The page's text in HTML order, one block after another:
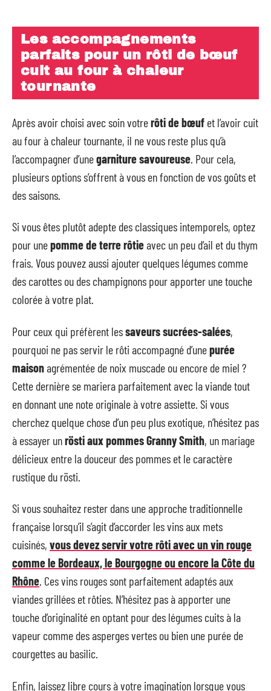
Les accompagnements
parfaits pour un rôti de bœuf
cuit au four à chaleur
tournante
Après avoir choisi avec soin votrerôti de bœuf et l’avoir cuit
au four à chaleur tournante, il ne vous reste plus qu’à
l’accompagner d’unegarniture savoureuse. Pour cela,
plusieurs options s’offrent à vous en fonction de vos goûts et
des saisons.
Si vous êtes plutôt adepte des classiques intemporels, optez
pour unepomme de terre rôtieavec un peu d’ail et du thym
frais. Vous pouvez aussi ajouter quelques légumes comme
des carottes ou des champignons pour apporter une touche
colorée à votre plat.
Pour ceux qui préfèrent lessaveurs sucrées-salées,
pourquoi ne pas servir le rôti accompagné d’unepurée
maisonagrémentée de noix muscade ou encore de miel ?
Cette dernière se mariera parfaitement avec la viande tout
en donnant une note originale à votre assiette. Si vous
cherchez quelque chose d’un peu plus exotique, n’hésitez pas
à essayer unrösti aux pommes Granny Smith, un mariage
délicieux entre la douceur des pommes et le caractère
rustique du rösti.
Si vous souhaitez rester dans une approche traditionnelle
française lorsqu’il s’agit d’accorder les vins aux mets
cuisinés, vous devez servir votre rôti avec un vin rouge
comme le Bordeaux, le Bourgogne ou encore la Côte du
Rhône. Ces vins rouges sont parfaitement adaptés aux
viandes grillées et rôties. N’hésitez pas à apporter une
touche d’originalité en optant pour des légumes cuits à la
vapeur comme des asperges vertes ou bien une purée de
courgettes au basilic.
Enfin, laissez libre cours à votre imagination lorsque vous